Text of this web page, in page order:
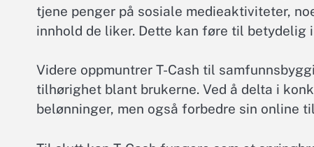
tjene penger på sosiale medieaktiviteter,
innhold de liker. Dette kan føre til
Videre oppmuntrer T-Cash til
tilhørighet blant brukerne. Ved å delta i
belønninger, men også forbedre sin online